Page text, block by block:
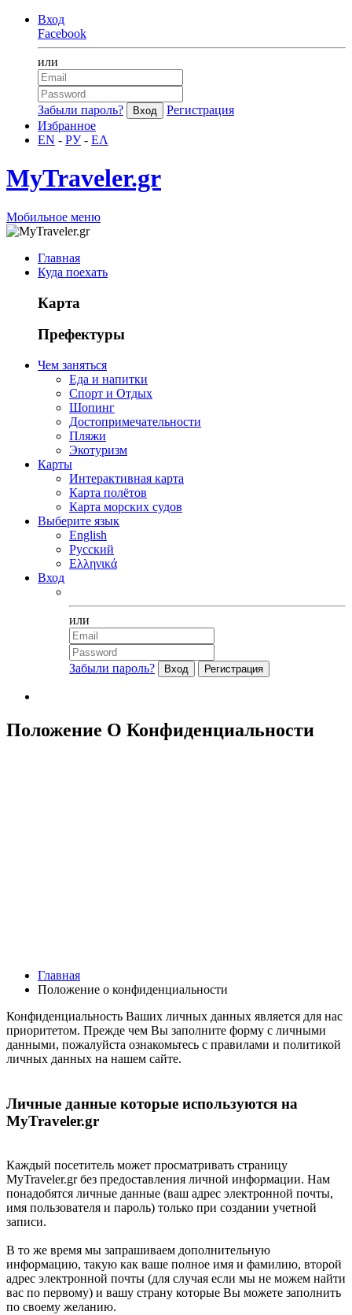
Вход
Facebook
или
Забыли пароль?
Регистрация
Избранное
EN - РУ- ΕΛ
MyTraveler.gr
Мобильное меню
Главная
Куда поехать
Карта
Префектуры
Чем заняться
Еда и напитки
Спорт и Отдых
Шопинг
Достопримечательности
Пляжи
Экотуризм
Карты
Интерактивная карта
Карта полётов
Карта морских судов
Выберите язык
English
Русский
Ελληνικά
Вход
или
Забыли пароль?
Положение О Конфиденциальности
Главная
Положение о конфиденциальности
Конфиденциальность Ваших личных данных является для нас
приоритетом. Прежде чем Вы заполните форму с личными
данными, пожалуйста ознакомьтесь с правилами и политикой
личных данных на нашем сайте.
Личные данные которые используются на
MyTraveler.gr
Каждый посетитель может просматривать страницу
MyTraveler.gr без предоставления личной информации. Нам
понадобятся личные данные (ваш адрес электронной почты,
имя пользователя и пароль) только при создании учетной
записи.
В то же время мы запрашиваем дополнительную
информацию, такую как ваше полное имя и фамилию, второй
адрес электронной почты (для случая если мы не можем найти
вас по первому) и вашу страну которые Вы можете заполнить
по своему желанию.